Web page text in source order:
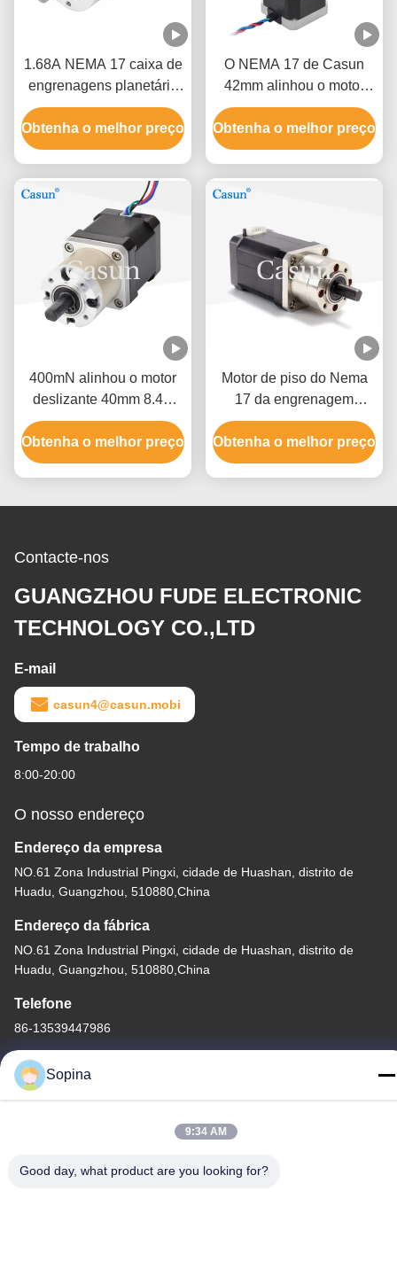
1.68A NEMA 17 caixa de
engrenagens planetária
motor passo 10:1
17HS15-1684S-HG10
Obtenha o melhor preço
O NEMA 17 de Casun
42mm alinhou o motor
deslizante unipolar e
bipolar de motor
deslizante
Obtenha o melhor preço
400mN alinhou o motor
deslizante 40mm 8.4V
0.7A do Nema 17 do
motor deslizante
Obtenha o melhor preço
Motor de piso do Nema
17 da engrenagem
planetária de Casun para
a maquinaria de alimento
Obtenha o melhor preço
Contacte-nos
GUANGZHOU FUDE ELECTRONIC
TECHNOLOGY CO.,LTD
E-mail
casun4@casun.mobi
Tempo de trabalho
8:00-20:00
O nosso endereço
Endereço da empresa
NO.61 Zona Industrial Pingxi, cidade de Huashan, distrito de
Huadu, Guangzhou, 510880,China
Endereço da fábrica
NO.61 Zona Industrial Pingxi, cidade de Huashan, distrito de
Huadu, Guangzhou, 510880,China
Telefone
86-13539447986
Boa qualidade de China motor de passo híbrido Fornecedor. ©
TECHNOLOGY CO.,LTD . Todos os direitos reservados.
Sopina
9:34 AM
Good day, what product are you looking for?